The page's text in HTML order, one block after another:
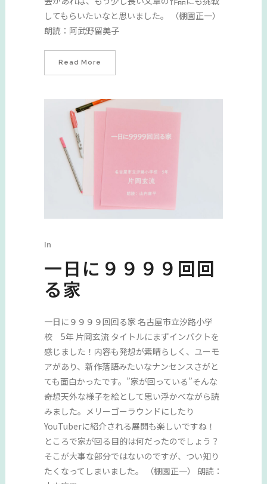
してもらいたいなと思いました。 （棚園正一）
朗読：阿武野留美子
Read More
In
一日に９９９９回回
る家
一日に９９９９回回る家 名古屋市立汐路小学
校 5年 片岡玄流 タイトルにまずインパクトを
感じました！内容も発想が素晴らしく、ユーモ
アがあり、新作落語みたいなナンセンスさがと
ても面白かったです。”家が回っている”そんな
奇想天外な様子を絵として思い浮かべながら読
みました。メリーゴーラウンドにしたり
YouTuberに紹介される展開も楽しいですね！
ところで家が回る目的は何だったのでしょう？
そこが大事な部分ではないのですが、つい知り
たくなってしまいました。 （棚園正一） 朗読：